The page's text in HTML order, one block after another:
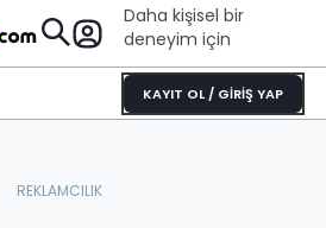
Daha kişisel bir
deneyim için
KAYIT OL / GİRİŞ YAP